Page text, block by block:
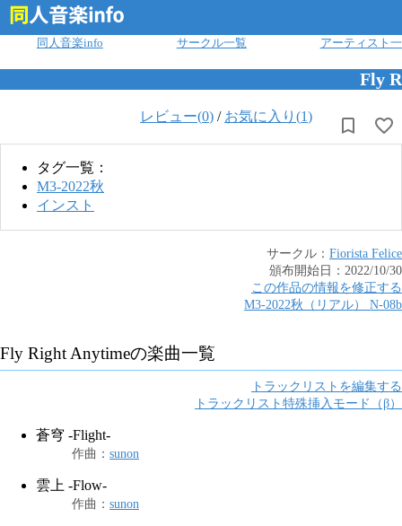
同人音楽info サークル一覧 アーティスト
Fly
レビュー(0) / お気に入り(1)
タグ一覧：
M3-2022秋
インスト
サークル： Fiorista Felice
頒布開始日： 2022/10/30
この作品の情報を修正する
M3-2022秋（リアル）
N-08b
Fly Right Anytimeの楽曲一覧
トラックリストを編集する
トラックリスト特殊挿入モード（β）
蒼穹 -Flight-
作曲 ： sunon
雲上 -Flow-
作曲 ： sunon